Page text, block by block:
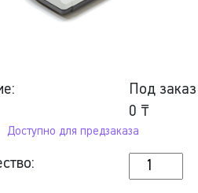
Под заказ
0 ₸
Доступно для предзаказа
Количество
Торговые